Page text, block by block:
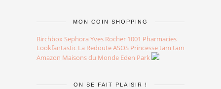
MON COIN SHOPPING
Birchbox Sephora Yves Rocher 1001 Pharmacies
Lookfantastic La RedouteASOS Princesse tam tam
Amazon Maisons du Monde Eden Park
ON SE FAIT PLAISIR !